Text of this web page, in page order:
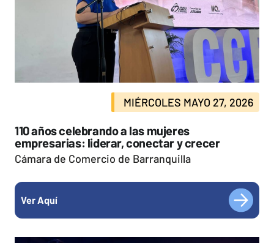
MIÉRCOLES MAYO 27, 2026
110 años celebrando a las mujeres
empresarias: liderar, conectar y crecer
Cámara de Comercio de Barranquilla
Ver Aquí